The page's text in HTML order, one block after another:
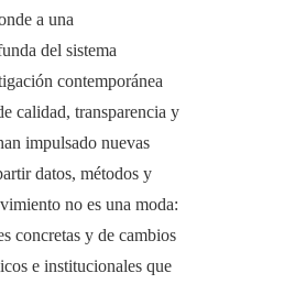
a una
del sistema
contemporánea
calidad, transparencia y
impulsado nuevas
datos, métodos y
no es una moda:
concretas y de cambios
e institucionales que